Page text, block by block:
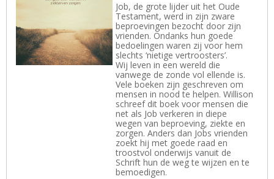
Job, de grote lijder uit het Oude
Testament, werd in zijn zware
beproevingen bezocht door zijn
vrienden. Ondanks hun goede
bedoelingen waren zij voor hem
slechts ‘nietige vertroosters’.
Wij leven in een wereld die
vanwege de zonde vol ellende is.
Vele boeken zijn geschreven om
mensen in nood te helpen. Willison
schreef dit boek voor mensen die
net als Job verkeren in diepe
wegen van beproeving, ziekte en
zorgen. Anders dan Jobs vrienden
zoekt hij met goede raad en
troostvol onderwijs vanuit de
Schrift hun de weg te wijzen en te
bemoedigen.